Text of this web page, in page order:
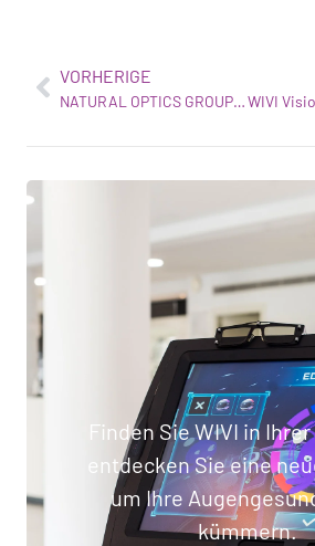
VORHERIGE
NATURAL OPTICS GROUP und WIVI VISION bündeln ihre Kräfte für die weltweite Einführung ihrer Lösung
Finden Sie WIVI in
entdecken Sie eine
um Ihre
kümmern.